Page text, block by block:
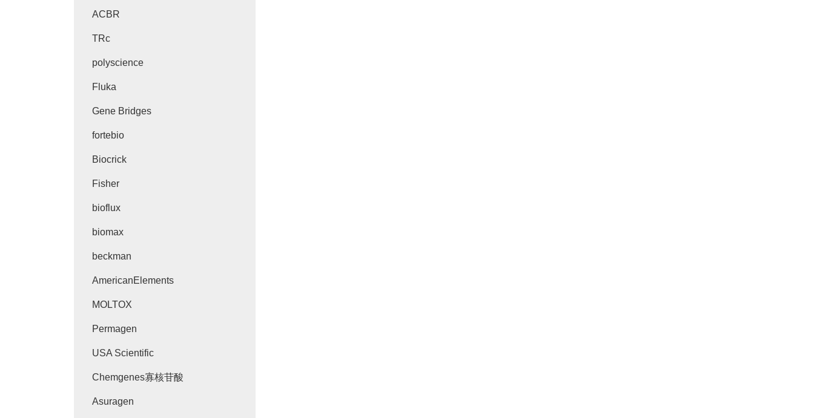
ACBR
TRc
polyscience
Fluka
Gene Bridges
fortebio
Biocrick
Fisher
bioflux
biomax
beckman
AmericanElements
MOLTOX
Permagen
USA Scientific
Chemgenes寡核苷酸
Asuragen